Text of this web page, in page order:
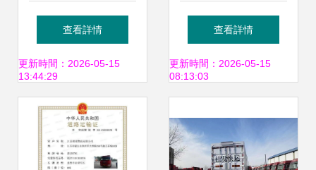
公路貨運高質量發
展
查看詳情
更新時間：2026-05-15
13:44:29
在天水的發展與物
流公司責任
查看詳情
更新時間：2026-05-15
08:13:03